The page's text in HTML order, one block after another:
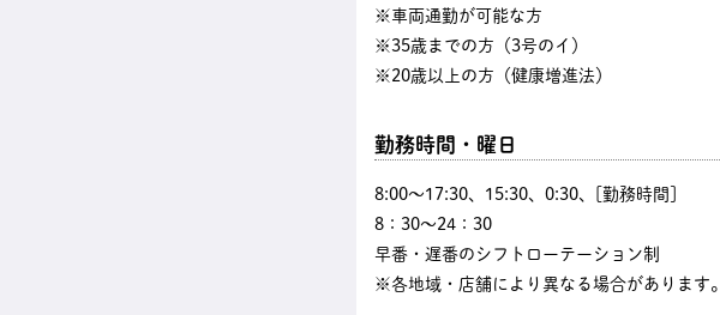
※車両通勤が可能な方
※35歳までの方（3号のイ）
※20歳以上の方（健康増進法）
勤務時間・曜日
8:00〜17:30、15:30、0:30、[勤務時間]
8：30～24：30
早番・遅番のシフトローテーション制
※各地域・店舗により異なる場合があります。